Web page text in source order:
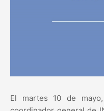
El martes 10 de